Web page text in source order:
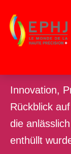
Von dacosta 11
Innovation,
Rückblick
die
enthüllt